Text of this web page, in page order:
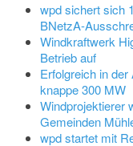
wpd sichert sich
BNetzA-
Windkraftwerk
Betrieb auf
Erfolgreich in
knappe 300 MW
Windprojektierer
Gemeinden
wpd startet mit